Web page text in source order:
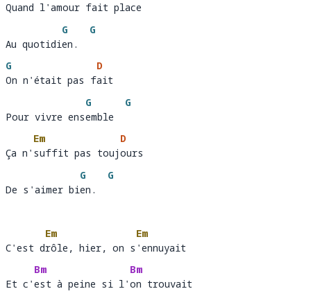
Quand l'amour fait place
Quand l'amour fait place
Au quotidi
G
en.
G
Au quotidien.
G
On n'était pas f
D
ai
On n'était pas fait
Pour vivre ens
G
emble
G
Pour vivre ensemble
Ça n'
Em
suffit pas touj
D
ours
Ça n'suffit pas toujours
De s'aimer bi
G
en.
G
De s'aimer bien.
C'est d
Em
rôle, hier, on s
Em
'e
C'est drôle, hier, on s'ennuyait
Et c'
Bm
est à peine si l'
Bm
on
Et c'est à peine si l'on trouvait